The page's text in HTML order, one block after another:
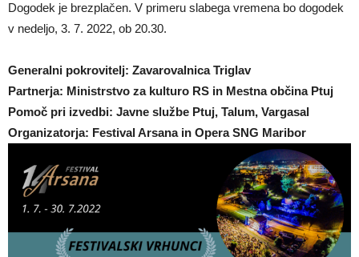
Dogodek je brezplačen. V primeru slabega vremena bo dogodek
v nedeljo, 3. 7. 2022, ob 20.30.
Generalni pokrovitelj: Zavarovalnica Triglav
Partnerja: Ministrstvo za kulturo RS in Mestna občina Ptuj
Pomoč pri izvedbi: Javne službe Ptuj, Talum, Vargasal
Organizatorja: Festival Arsana in Opera SNG Maribor